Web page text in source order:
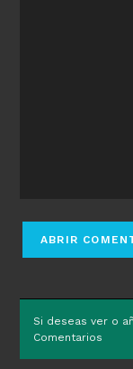
Si deseas ver o
Comentarios